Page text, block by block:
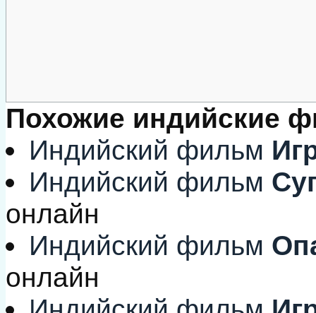
Похожие индийские
Индийский фильм
Индийский фильм
онлайн
Индийский фильм
онлайн